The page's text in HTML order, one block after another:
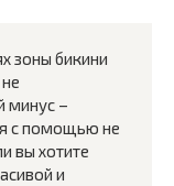
зоны бикини
минус –
с помощью не
вы хотите
и